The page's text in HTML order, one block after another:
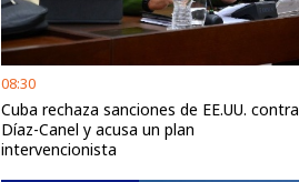
08:30
Cuba rechaza sanciones de EE.UU. contra
Díaz-Canel y acusa un plan
intervencionista